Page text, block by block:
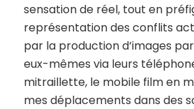
sensation de réel, tout en
représentation des conflits
par la production d’images
eux-mêmes via leurs
mitraillette, le mobile film en
mes déplacements dans des